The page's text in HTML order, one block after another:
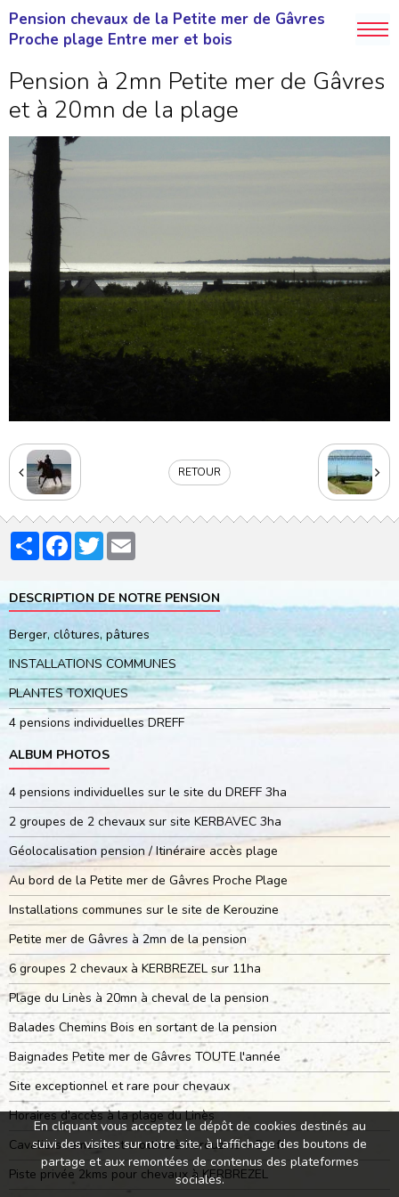
Pension chevaux de la Petite mer de Gâvres
Proche plage Entre mer et bois
Pension à 2mn Petite mer de Gâvres
et à 20mn de la plage
RETOUR
PartagerFacebook
Twitter
DESCRIPTION DE NOTRE PENSION
Berger, clôtures, pâtures
INSTALLATIONS COMMUNES
PLANTES TOXIQUES
4 pensions individuelles DREFF
ALBUM PHOTOS
4 pensions individuelles sur le site du DREFF 3ha
2 groupes de 2 chevaux sur site KERBAVEC 3ha
Géolocalisation pension / Itinéraire accès plage
Au bord de la Petite mer de Gâvres Proche Plage
Installations communes sur le site de Kerouzine
Petite mer de Gâvres à 2mn de la pension
6 groupes 2 chevaux à KERBREZEL sur 11ha
Plage du Linès à 20mn à cheval de la pension
Balades Chemins Bois en sortant de la pension
Baignades Petite mer de Gâvres TOUTE l'année
Site exceptionnel et rare pour chevaux
Horaires d'accès à la plage du Linès
Cavaliers ramassent crottins à Kerouzine + Dreff
Piste privée 2kms pour chevaux à KERBREZEL
En cliquant vous acceptez le dépôt de cookies destinés au
suivi des visites sur notre site, à l'affichage des boutons de
partage et aux remontées de contenus des plateformes
sociales.